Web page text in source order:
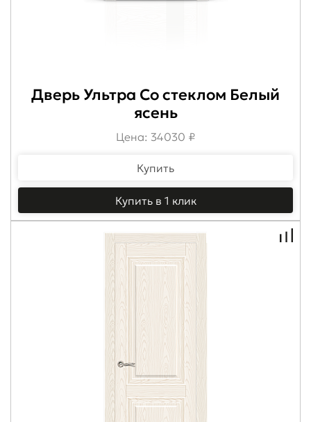
Дверь Ультра Со стеклом Белый
ясень
Цена: 34030 ₽
Купить
Купить в 1 клик